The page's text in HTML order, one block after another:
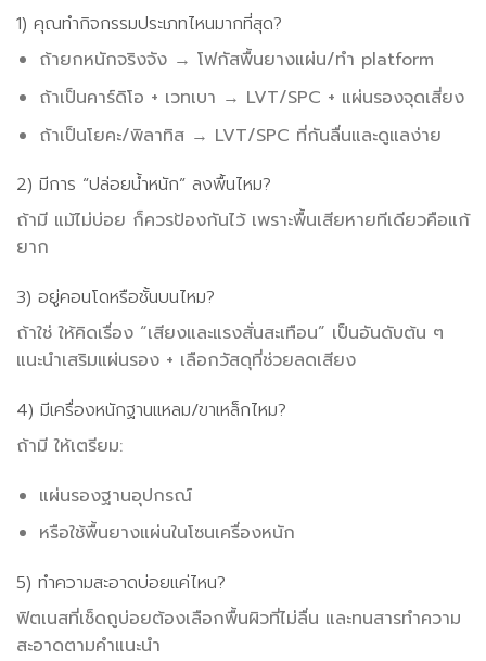
1) คุณทำกิจกรรมประเภทไหนมากที่สุด?
ถ้ายกหนักจริงจัง → โฟกัสพื้นยางแผ่น/ทำ platform
ถ้าเป็นคาร์ดิโอ + เวทเบา → LVT/SPC + แผ่นรองจุดเสี่ยง
ถ้าเป็นโยคะ/พิลาทิส → LVT/SPC ที่กันลื่นและดูแลง่าย
2) มีการ “ปล่อยน้ำหนัก” ลงพื้นไหม?
ถ้ามี แม้ไม่บ่อย ก็ควรป้องกันไว้ เพราะพื้นเสียหายทีเดียวคือแก้
ยาก
3) อยู่คอนโดหรือชั้นบนไหม?
ถ้าใช่ ให้คิดเรื่อง “เสียงและแรงสั่นสะเทือน” เป็นอันดับต้น ๆ
แนะนำเสริมแผ่นรอง + เลือกวัสดุที่ช่วยลดเสียง
4) มีเครื่องหนักฐานแหลม/ขาเหล็กไหม?
ถ้ามี ให้เตรียม:
แผ่นรองฐานอุปกรณ์
หรือใช้พื้นยางแผ่นในโซนเครื่องหนัก
5) ทำความสะอาดบ่อยแค่ไหน?
ฟิตเนสที่เช็ดถูบ่อยต้องเลือกพื้นผิวที่ไม่ลื่น และทนสารทำความ
สะอาดตามคำแนะนำ